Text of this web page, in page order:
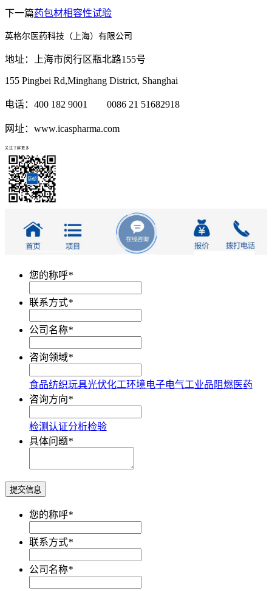
下一篇药包材相容性试验
英格尔医药科技（上海）有限公司
地址：上海市闵行区瓶北路155号
155 Pingbei Rd,Minghang District, Shanghai
电话：400 182 9001 0086 21 51682918
网址：www.icaspharma.com
关注了解更多
您的称呼*
联系方式*
公司名称*
咨询领域*
食品纺织玩具光伏化工环境电子电气工业品 阻燃医药
咨询方向*
检测认证分析检验
具体问题*
提交信息
您的称呼*
联系方式*
公司名称*